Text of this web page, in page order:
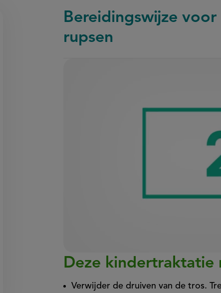
Bereidingswijze
rupsen
0
seconds
minute,
Deze kindertraktatie
Verwijder de druiven van de tros.